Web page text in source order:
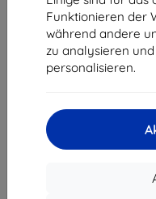
Funktionieren der
während andere
zu analysieren
personalisieren.
Shield-Sk s.r.o.
Ulica Rudolfa Mocka
Unternehmens-ID:
USt-IdNr.:
SK2023549671